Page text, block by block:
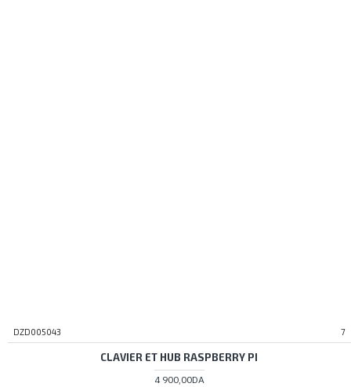
DZD005043 7
CLAVIER ET HUB RASPBERRY PI
4 900,00DA